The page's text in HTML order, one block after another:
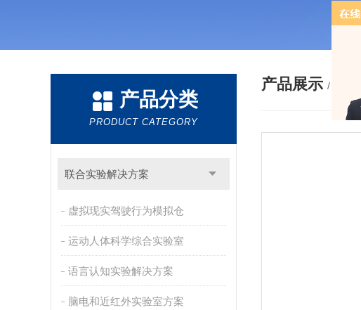
产品分类
PRODUCT CATEGORY
联合实验解决方案
虚拟现实驾驶行为模拟仓
运动人体科学综合实验室
语言认知实验解决方案
脑电和近红外实验室方案
产品展示 /